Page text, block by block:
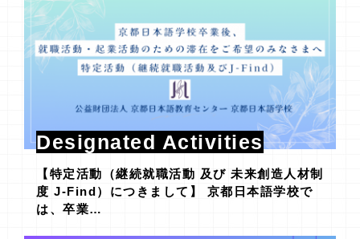
Designated Activities
【特定活動（継続就職活動 及び 未来創造人材制
度 J-Find）につきまして】 京都日本語学校で
は、卒業…